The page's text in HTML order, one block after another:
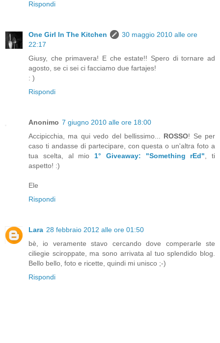
Rispondi
One Girl In The Kitchen
30 maggio 2010 alle ore
22:17
Giusy, che primavera! E che estate!! Spero di tornare ad
agosto, se ci sei ci facciamo due fartajes!
: )
Rispondi
Anonimo 7 giugno 2010 alle ore 18:00
Accipicchia, ma qui vedo del bellissimo... ROSSO! Se per
caso ti andasse di partecipare, con questa o un'altra foto a
tua scelta, al mio 1° Giveaway: "Something rEd" , ti
aspetto! :)
Ele
Rispondi
Lara 28 febbraio 2012 alle ore 01:50
bè, io veramente stavo cercando dove comperarle ste
ciliegie sciroppate, ma sono arrivata al tuo splendido blog.
Bello bello, foto e ricette, quindi mi unisco ;-)
Rispondi